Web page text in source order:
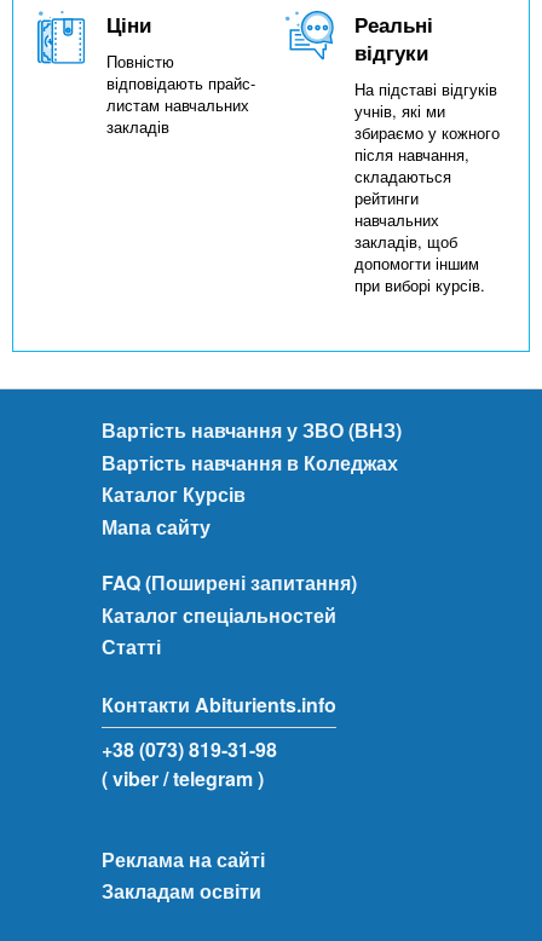
Ціни
Повністю
відповідають прайс-
листам навчальних
закладів
Реальні
відгуки
На підставі відгуків
учнів, які ми
збираємо у кожного
після навчання,
складаються
рейтинги
навчальних
закладів, щоб
допомогти іншим
при виборі курсів.
Вартість навчання у ЗВО (ВНЗ)
Вартість навчання в Коледжах
Каталог Курсів
Мапа сайту
FAQ (Поширені запитання)
Каталог спеціальностей
Статті
Контакти Abiturients.info
+38 (073) 819-31-98
( viber/ telegram )
Реклама на сайті
Закладам освіти